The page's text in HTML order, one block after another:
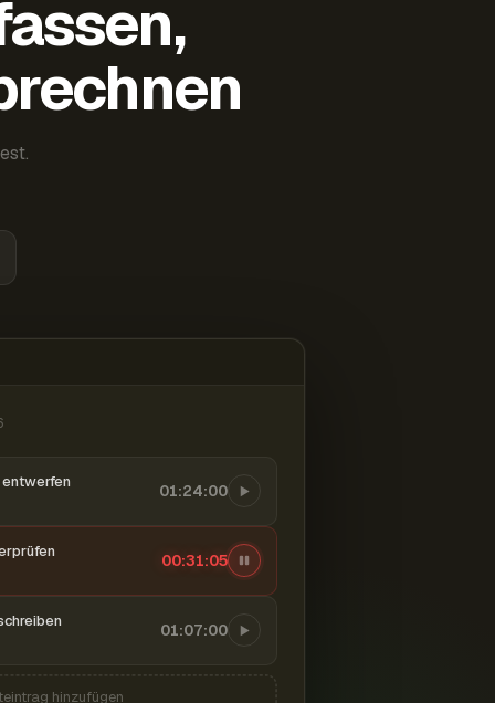
01:24:00
00:31:06
01:07:00
hinzufügen